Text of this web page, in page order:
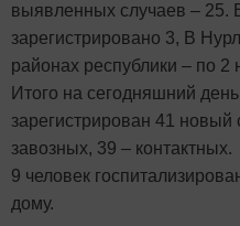
выявленных случаев – 25.
зарегистрировано 3, В
районах республики – по 2
Итого на сегодняшний
зарегистрирован 41 новый
завозных, 39 – контактных.
9 человек
дому.